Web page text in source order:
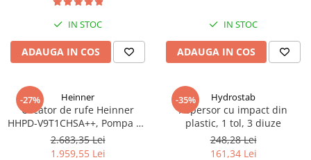
IN STOC
ADAUGA IN COS
IN STOC
ADAUGA IN COS
-27% Heinner
Uscator de rufe Heinner
HHPD-V9T1CHSA++, Pompa de
caldura, 9 kg, Clasa A++,
Functie Anti-sifonare, Argintiu
2.683,35 Lei
1.959,55 Lei
-35% Hydrostab
Aspersor cu impact din
plastic, 1 tol, 3 diuze
248,28 Lei
161,34 Lei